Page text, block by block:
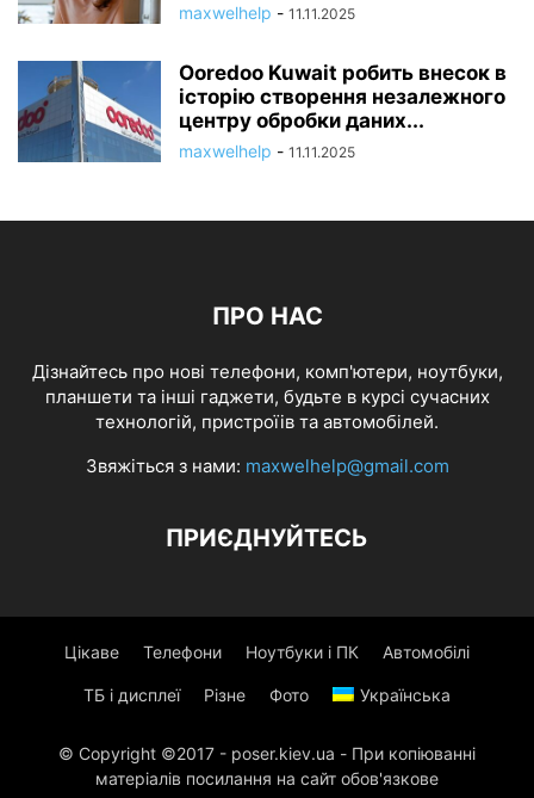
maxwelhelp - 11.11.2025
Ooredoo Kuwait робить внесок в
історію створення незалежного
центру обробки даних...
maxwelhelp - 11.11.2025
ПРО НАС
Дізнайтесь про нові телефони, комп'ютери, ноутбуки,
планшети та інші гаджети, будьте в курсі сучасних
технологій, пристроїів та автомобілей.
Звяжіться з нами: maxwelhelp@gmail.com
ПРИЄДНУЙТЕСЬ
Цікаве Телефони Ноутбуки і ПК Автомобілі
ТБ і дисплеї Різне Фото Українська
© Copyright ©2017 - poser.kiev.ua - При копіюванні
матеріалів посилання на сайт обов'язкове